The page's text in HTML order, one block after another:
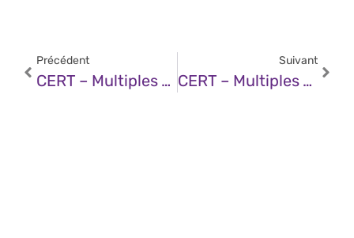
Précédent
CERT – Multiples Vulnérabilités Dans Mattermost Server (18 Décembre 2025)
Suivant
CERT – Multiples Vulnérabilités Dans Le Noyau Linux De Red Hat (19 Décembre 2025)